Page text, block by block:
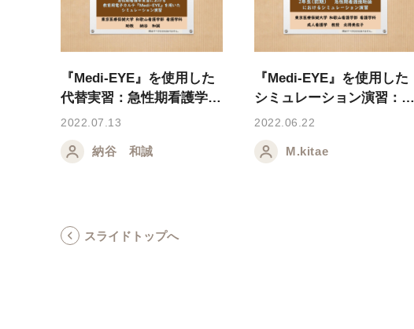
『Medi-EYE』を使用した
代替実習：急性期看護学実
習において
2022.07.13
納谷 和誠
『Medi-EYE』を使用した
シミュレーション演習：急
性期看護援助論において
2022.06.22
M.kitae
スライドトップへ